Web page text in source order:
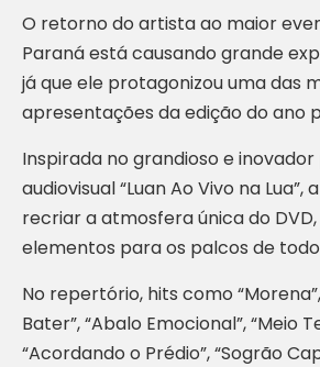
O retorno do artista ao maior
Paraná está causando grande
já que ele protagonizou uma das
apresentações da edição do ano
Inspirada no grandioso e
audiovisual “Luan Ao Vivo na Lua”,
recriar a atmosfera única do
elementos para os palcos de
No repertório, hits como
Bater”, “Abalo Emocional”, “Meio
“Acordando o Prédio”, “Sogrão